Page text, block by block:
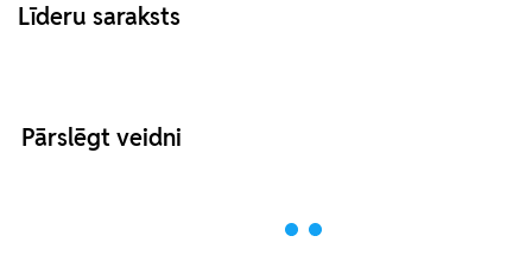
Līderu saraksts
Pārslēgt veidni